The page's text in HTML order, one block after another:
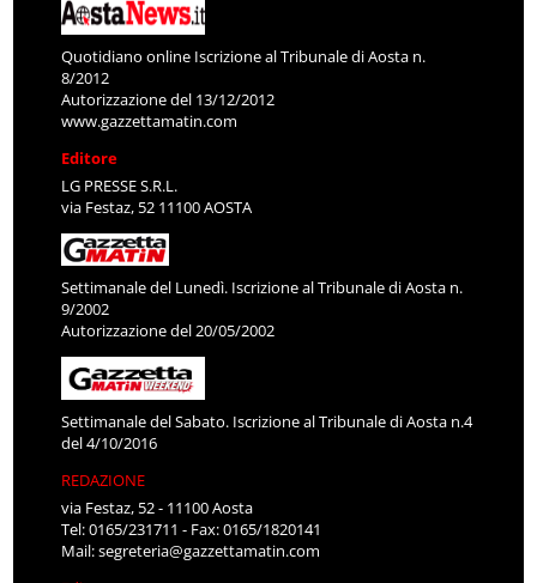
Quotidiano online Iscrizione al Tribunale di Aosta n.
8/2012
Autorizzazione del 13/12/2012
www.gazzettamatin.com
Editore
LG PRESSE S.R.L.
via Festaz, 52 11100 AOSTA
Settimanale del Lunedì. Iscrizione al Tribunale di Aosta n.
9/2002
Autorizzazione del 20/05/2002
Settimanale del Sabato. Iscrizione al Tribunale di Aosta n.4
del 4/10/2016
REDAZIONE
via Festaz, 52 - 11100 Aosta
Tel: 0165/231711 - Fax: 0165/1820141
Mail:segreteria@gazzettamatin.com